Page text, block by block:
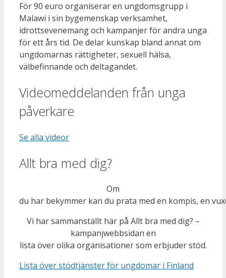
För 90 euro organiserar en ungdomsgrupp i
Malawi i sin bygemenskap verksamhet,
idrottsevenemang och kampanjer för andra unga
för ett års tid. De delar kunskap bland annat om
ungdomarnas rättigheter, sexuell hälsa,
välbefinnande och deltagandet.
Videomeddelanden från unga
påverkare
Se alla videor
Allt bra med dig?
Om
du har bekymmer kan du prata med en kompis, en
Vi har sammanställt här på Allt bra med dig? –
kampanjwebbsidan en
lista över olika organisationer som erbjuderstöd.
Lista över stödtjänster för ungdomar i Finland